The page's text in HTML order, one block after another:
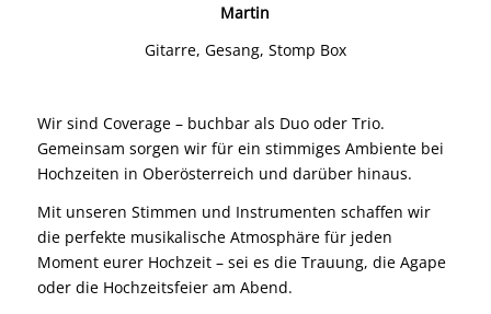
Martin
Gitarre, Gesang, Stomp Box
Wir sind Coverage – buchbar als Duo oder Trio.
Gemeinsam sorgen wir für ein stimmiges Ambiente bei
Hochzeiten in Oberösterreich und darüber hinaus.
Mit unseren Stimmen und Instrumenten schaffen wir
die perfekte musikalische Atmosphäre für jeden
Moment eurer Hochzeit – sei es die Trauung, die Agape
oder die Hochzeitsfeier am Abend.